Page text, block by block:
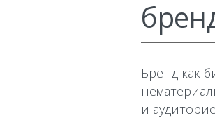
Бренд как
и